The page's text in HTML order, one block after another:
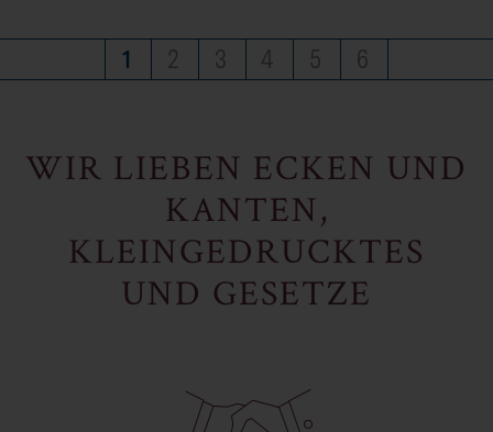
1 2 3 4 5 6
WIR LIEBEN ECKEN UND
KANTEN,
KLEINGEDRUCKTES
UND GESETZE